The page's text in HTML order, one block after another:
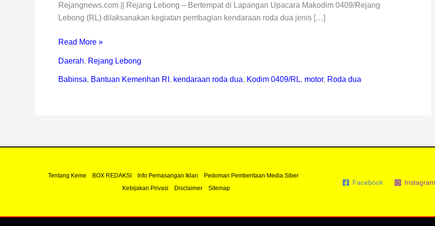
Rejangnews.com || Rejang Lebong – Bertempat di Lapangan Upacara Makodim 0409/Rejang
Lebong (RL) dilaksanakan kegiatan pembagian kendaraan roda dua jenis […]
Read More »
Daerah, Rejang Lebong
Babinsa, Bantuan Kemenhan RI , kendaraan roda dua, Kodim 0409/RL, motor, Roda dua
Tentang Keme BOX REDAKSI Info Pemasangan Iklan
Pedoman Pemberitaan Media Siber
Kebijakan Privasi
Disclaimer Sitemap
Facebook Instagram